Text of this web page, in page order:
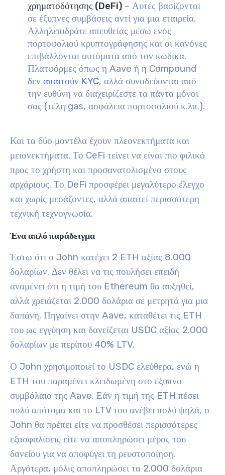
χρηματοδότησης (DeFi) – Αυτές βασίζονται
σε έξυπνες συμβάσεις αντί για μια εταιρεία.
Αλληλεπιδράτε απευθείας μέσω ενός
πορτοφολιού κρυπτογράφησης και οι κανόνες
επιβάλλονται αυτόματα από τον κώδικα.
Πλατφόρμες όπως η Aave ή η Compound
δεν απαιτούν KYC, αλλά συνοδεύονται από
την ευθύνη να διαχειρίζεστε τα πάντα μόνοι
σας (τέλη gas, ασφάλεια πορτοφολιού κ.λπ.).
Και τα δύο μοντέλα έχουν πλεονεκτήματα και
μειονεκτήματα. Το CeFi τείνει να είναι πιο φιλικό
προς το χρήστη και προσανατολισμένο στους
αρχάριους. Το DeFi προσφέρει μεγαλύτερο έλεγχο
και χωρίς μεσάζοντες, αλλά απαιτεί περισσότερη
τεχνική τεχνογνωσία.
Ένα απλό παράδειγμα
Έστω ότι ο John κατέχει 2 ETH αξίας 8.000
δολαρίων. Δεν θέλει να τις πουλήσει επειδή
αναμένει ότι η τιμή του Ethereum θα αυξηθεί,
αλλά χρειάζεται 2.000 δολάρια σε μετρητά για μια
δαπάνη. Πηγαίνει στην Aave, καταθέτει τις ETH
του ως εγγύηση και δανείζεται USDC αξίας 2.000
δολαρίων με περίπου 40% LTV.
Ο John χρησιμοποιεί το USDC ελεύθερα, ενώ η
ETH του παραμένει κλειδωμένη στο έξυπνο
συμβόλαιο της Aave. Εάν η τιμή της ETH πέσει
πολύ απότομα και το LTV του ανέβει πολύ ψηλά, ο
John θα πρέπει είτε να προσθέσει περισσότερες
εξασφαλίσεις είτε να αποπληρώσει μέρος του
δανείου για να αποφύγει τη ρευστοποίηση.
Αργότερα, μόλις αποπληρώσει τα 2.000 δολάρια